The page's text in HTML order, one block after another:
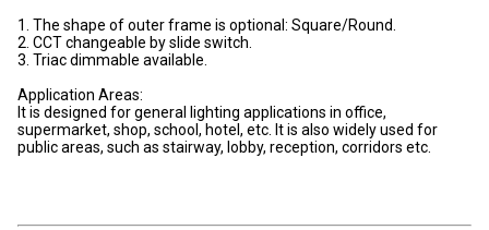
1. The shape of outer frame is optional: Square/Round.
2. CCT changeable by slide switch.
3. Triac dimmable available.
Application Areas:
It is designed for general lighting applications in office,
supermarket, shop, school, hotel, etc. It is also widely used for
public areas, such as stairway, lobby, reception, corridors etc.